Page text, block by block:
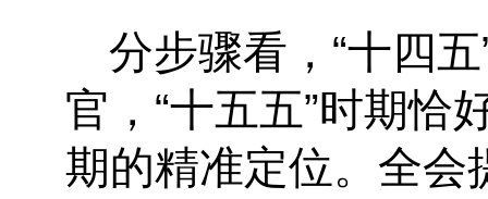
分步骤看，“十四
官，“十五五”时期恰
期的精准定位。全会